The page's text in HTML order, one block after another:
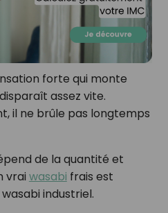
forte qui monte
assez vite.
il ne brûle pas longtemps
de la quantité et
vrai wasabi frais est
industriel.